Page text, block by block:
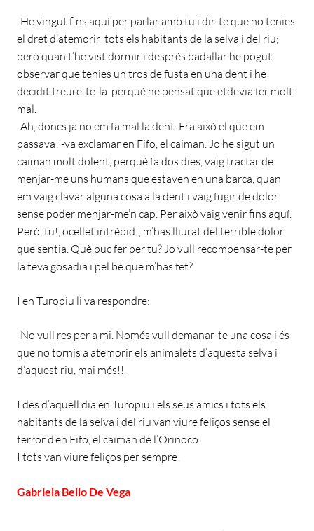
-He vingut fins aquí per parlar amb tu i dir-te que no tenies
el dret d’atemorir tots els habitants de la selva i del riu;
però quan t’he vist dormir i després badallar he pogut
observar que tenies un tros de fusta en una dent i he
decidit treure-te-la perquè he pensat que etdevia fer molt
mal.
-Ah, doncs ja no em fa mal la dent. Era això el que em
passava! -va exclamar en Fifo, el caiman. Jo he sigut un
caiman molt dolent, perquè fa dos dies, vaig tractar de
menjar-me uns humans que estaven en una barca, quan
em vaig clavar alguna cosa a la dent i vaig fugir de dolor
sense poder menjar-me’n cap. Per això vaig venir fins aquí.
Però, tu!, ocellet intrèpid!, m’has lliurat del terrible dolor
que sentia. Què puc fer per tu? Jo vull recompensar-te per
la teva gosadia i pel bé que m’has fet?
I en Turopiu li va respondre:
-No vull res per a mi. Només vull demanar-te una cosa i és
que no tornis a atemorir els animalets d’aquesta selva i
d’aquest riu, mai més!!.
I des d’aquell dia en Turopiu i els seus amics i tots els
habitants de la selva i del riu van viure feliços sense el
terror d’en Fifo, el caiman de l’Orinoco.
I tots van viure feliços per sempre!
Gabriela Bello De Vega